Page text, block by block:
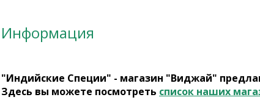
Информация
"Индийские Специи" - магазин "Виджай"
Здесь вы можете посмотреть список наших